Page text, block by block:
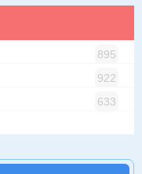
895
922
633